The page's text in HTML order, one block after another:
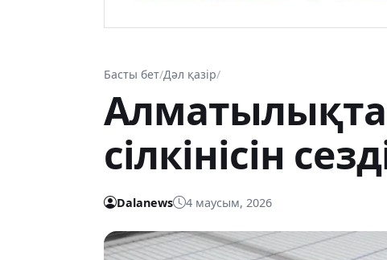
Басты бет/Дәл қазір/
сілкінісін
Dalanews 4 маусым, 2026